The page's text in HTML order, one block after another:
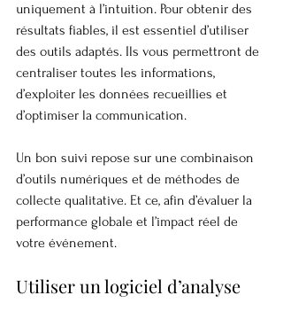
uniquement à l’intuition. Pour obtenir des
résultats fiables, il est essentiel d’utiliser
des outils adaptés. Ils vous permettront de
centraliser toutes les informations,
d’exploiter les données recueillies et
d’optimiser la communication.
Un bon suivi repose sur une combinaison
d’outils numériques et de méthodes de
collecte qualitative. Et ce, afin d’évaluer la
performance globale et l’impact réel de
votre événement.
Utiliser un logiciel d’analyse